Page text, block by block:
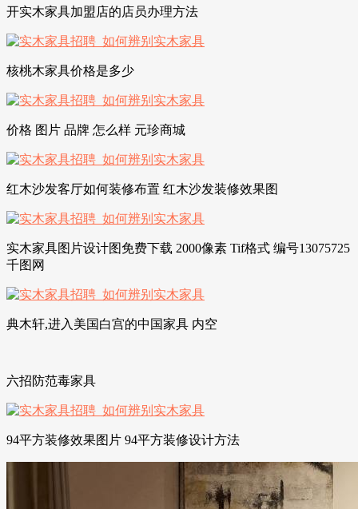
开实木家具加盟店的店员办理方法
核桃木家具价格是多少
价格 图片 品牌 怎么样 元珍商城
红木沙发客厅如何装修布置 红木沙发装修效果图
实木家具图片设计图免费下载 2000像素 Tif格式 编号13075725
千图网
典木轩,进入美国白宫的中国家具 内空
六招防范毒家具
94平方装修效果图片 94平方装修设计方法